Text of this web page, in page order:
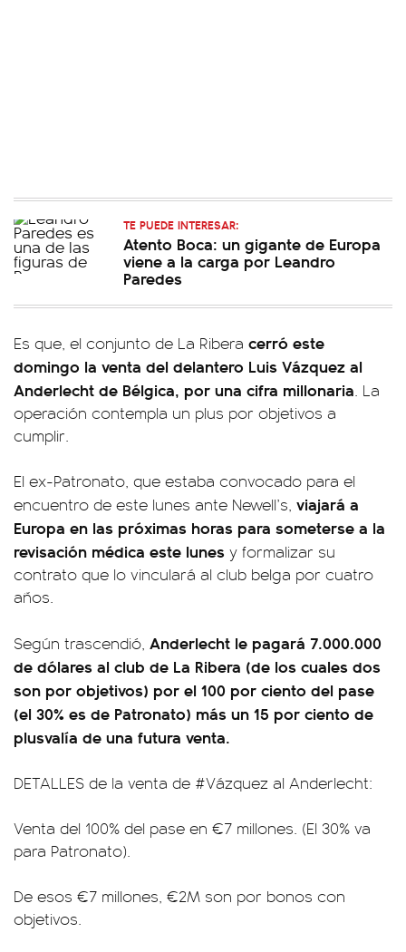
TE PUEDE INTERESAR:
Atento Boca: un gigante de Europa
viene a la carga por Leandro
Paredes
Es que, el conjunto de La Ribera cerró este
domingo la venta del delantero Luis Vázquez al
Anderlecht de Bélgica, por una cifra millonaria. La
operación contempla un plus por objetivos a
cumplir.
El ex-Patronato, que estaba convocado para el
encuentro de este lunes ante Newell’s, viajará a
Europa en las próximas horas para someterse a la
revisación médica este lunes y formalizar su
contrato que lo vinculará al club belga por cuatro
años.
Según trascendió, Anderlecht le pagará 7.000.000
de dólares al club de La Ribera (de los cuales dos
son por objetivos) por el 100 por ciento del pase
(el 30% es de Patronato) más un 15 por ciento de
plusvalía de una futura venta.
DETALLES de la venta de #Vázquez al Anderlecht:
Venta del 100% del pase en €7 millones. (El 30% va
para Patronato).
De esos €7 millones, €2M son por bonos con
objetivos.